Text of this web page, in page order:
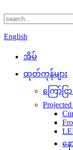
English
အိမ်
ထုတ်ကုန်များ
ကြော်ငြ
န